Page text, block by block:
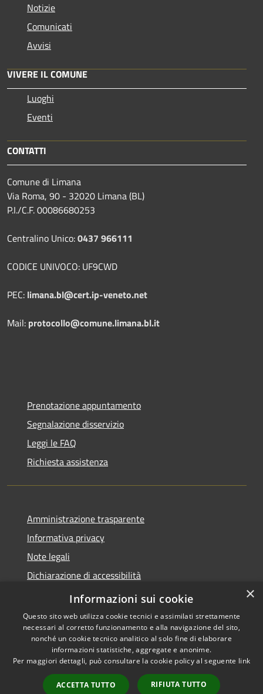
Notizie
Comunicati
Avvisi
VIVERE IL COMUNE
Luoghi
Eventi
CONTATTI
Comune di Limana
Via Roma, 90 - 32020 Limana (BL)
P.I./C.F. 00086680253
Centralino Unico:0437 966111
CODICE UNIVOCO: UF9CWD
PEC: limana.bl@cert.ip-veneto.net
Mail: protocollo@comune.limana.bl.it
Prenotazione appuntamento
Segnalazione disservizio
Leggi le FAQ
Richiesta assistenza
Amministrazione trasparente
Informativa privacy
Note legali
Dichiarazione di accessibilità
Moduli Privacy Amministrazione trasparente
Accessibilità
Copyright © 2026 • Comune di
Limana • Powered by
Municipium•
Accesso
×
Informazioni sui cookie
Questo sito web utilizza cookie tecnici e assimilati strettamente
necessari al corretto funzionamento e alla navigazione del sito,
nonché un cookie tecnico analitico al solo fine di elaborare
informazioni statistiche, aggregate e anonime.
Per maggiori dettagli, può consultare la cookie policy al seguente link
ACCETTA TUTTO RIFIUTA TUTTO